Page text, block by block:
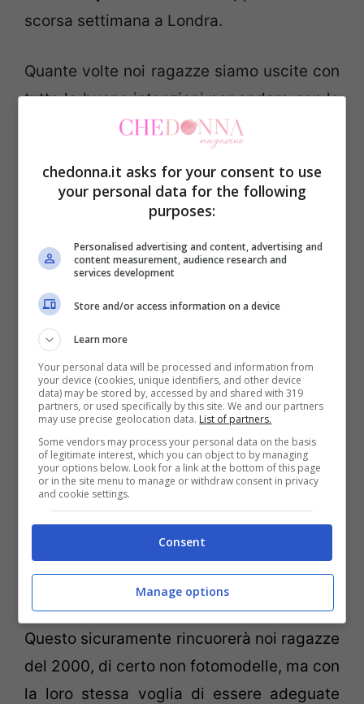
scorsa settimana a Londra.
Quante volte noi ragazze siamo uscite con
tutte le buone intenzioni per andare con le
nostre amiche a fare shopping, ma di
negozio in negozio il nostro entusiasmo
lasciava posto alla depressione più totale
perchè i capi provati non erano
mediterranee? Ebbene, via la tristezza, da
oggi nei negozi possiamo trovare la nuova
lines
La Levi’s per mesi ha indagato, a misurato
nel vero senso della parola le donne di
oggi, e dai risultati della ricerca sono usciti
Jeans comodi, sempre al passo con la
moda nel modello, ma dalle forme meno
‘impostate’. Come dice lo spot della casa
madre,“I jeans non vanno? Non è colpa
tua, è colpa del jeans!”.
Questo sicuramente rincuorerà noi ragazze
del 2000, di certo non fotomodelle, ma con
la loro stessa voglia di essere adeguate
chedonna.it asks for your consent to use
your personal data for the following
purposes:
Personalised advertising and content, advertising and
content measurement, audience research and
services development
Store and/or access information on a device
Learn more
Your personal data will be processed and information from
your device (cookies, unique identifiers, and other device
data) may be stored by, accessed by and shared with 319
partners, or used specifically by this site. We and our partners
may use precise geolocation data. List of partners.
Some vendors may process your personal data on the basis
of legitimate interest, which you can object to by managing
your options below. Look for a link at the bottom of this page
or in the site menu to manage or withdraw consent in privacy
and cookie settings.
Consent
Manage options